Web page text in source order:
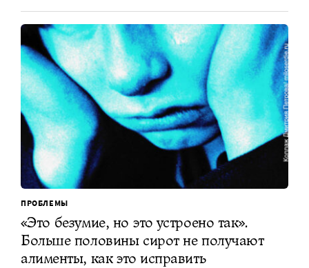
ПРОБЛЕМЫ
«Это безумие, но это устроено так».
Больше половины сирот не получают
алименты, как это исправить